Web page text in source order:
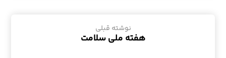
نوشته قبلی
هفته ملی سلامت